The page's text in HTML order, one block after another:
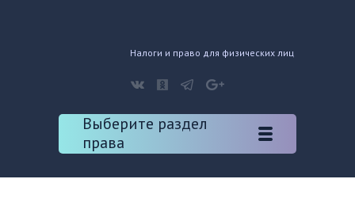
Налоги и право для физических лиц
Выберите раздел
права